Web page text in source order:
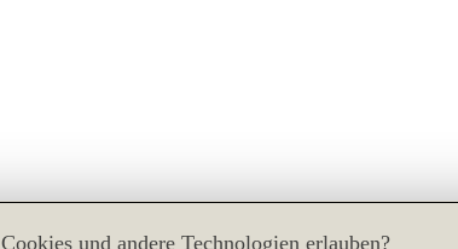
Cookies und andere Technologien erlauben?